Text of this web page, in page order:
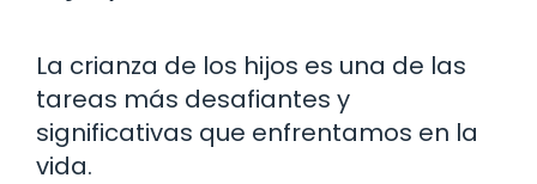
La crianza de los hijos es una de las
tareas más desafiantes y
significativas que enfrentamos en la
vida.